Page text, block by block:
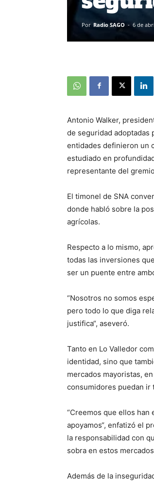
Por Radio SAGO - 6 de
Antonio Walker,
de seguridad adoptadas
entidades definieron un
estudiado en
representante del
El timonel de SNA
donde habló sobre la
agrícolas.
Respecto a lo mismo,
todas las inversiones
ser un puente entre
“Nosotros no somos
pero todo lo que diga
justifica“, aseveró.
Tanto en Lo Valledor
identidad, sino que
mercados mayoristas,
consumidores puedan ir
“Creemos que ellos han
apoyamos“, enfatizó el
la responsabilidad con
sobra en estos
Además de la